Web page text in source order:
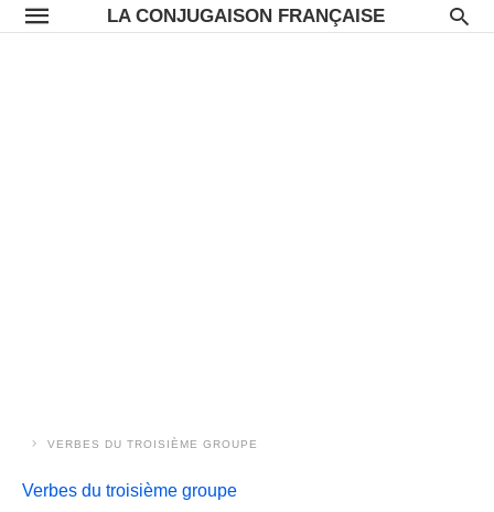
LA CONJUGAISON FRANÇAISE
VERBES DU TROISIÈME GROUPE
Verbes du troisième groupe